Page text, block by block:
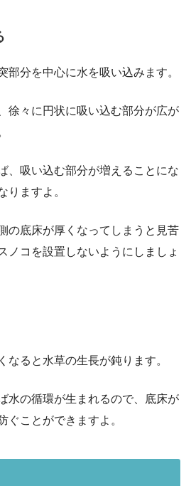
分を中心に水を吸い込みます。
徐々に円状に吸い込む部分が広が
、吸い込む部分が増えることにな
ますよ。
の底床が厚くなってしまうと見苦
ノコを設置しないようにしましょ
ると水草の生長が鈍ります。
水の循環が生まれるので、底床が
ことができますよ。